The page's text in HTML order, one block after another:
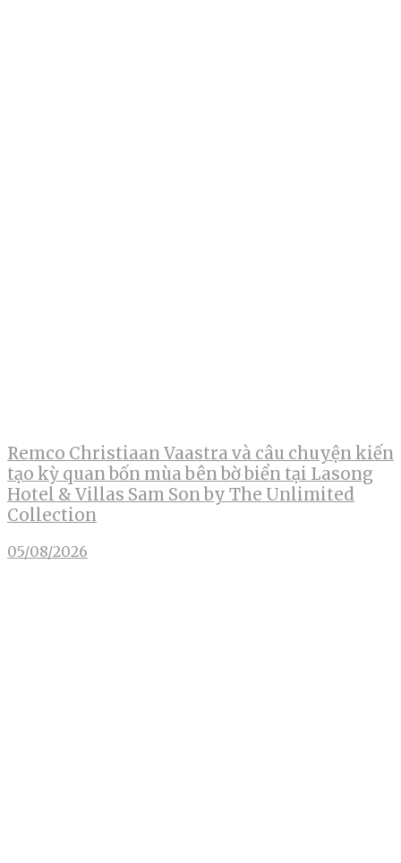
Remco Christiaan Vaastra và câu chuyện kiến
tạo kỳ quan bốn mùa bên bờ biển tại Lasong
Hotel & Villas Sam Son by The Unlimited
Collection
05/08/2026